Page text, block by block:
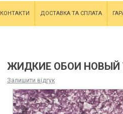
КОНТАКТИ ДОСТАВКА ТА СПЛАТА
ЖИДКИЕ ОБОИ НОВЫЙ
Залишити відгук